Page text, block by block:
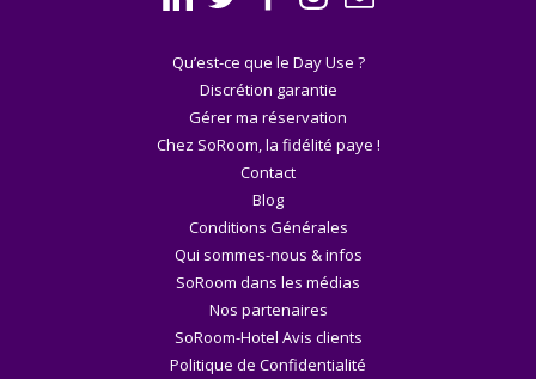
Qu’est-ce que le Day Use ?
Discrétion garantie
Gérer ma réservation
Chez SoRoom, la fidélité paye !
Contact
Blog
Conditions Générales
Qui sommes-nous & infos
SoRoom dans les médias
Nos partenaires
SoRoom-Hotel Avis clients
Politique de Confidentialité